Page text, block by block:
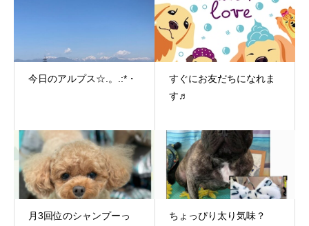
今日のアルプス☆.。.:*・
すぐにお友だちになれま
す♬
月3回位のシャンプーっ
ちょっぴり太り気味？